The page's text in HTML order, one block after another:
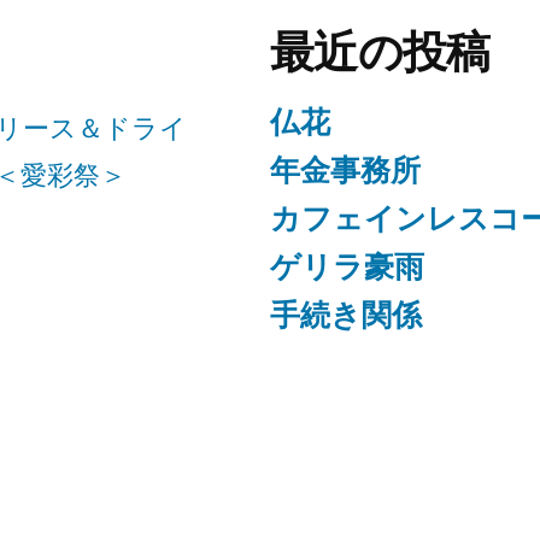
ース＆ドライ
愛彩祭＞
最近の投稿
仏花
年金事務所
カフェインレスコ
ゲリラ豪雨
手続き関係